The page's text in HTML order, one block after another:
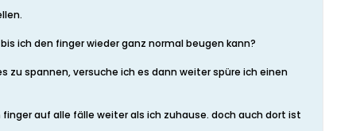
ich den finger wieder ganz normal beugen kann?
spannen, versuche ich es dann weiter spüre ich einen
auf alle fälle weiter als ich zuhause. doch auch dort ist